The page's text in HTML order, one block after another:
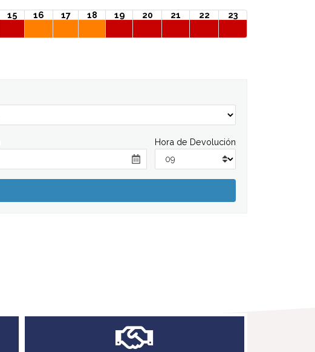
15 16 17 18 19 20 21 22 23
Hora de Devolución